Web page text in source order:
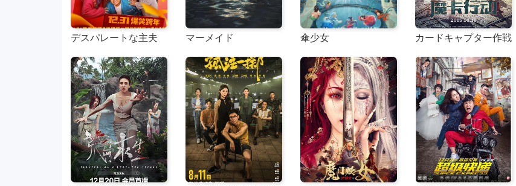
デスパレートな主夫 マーメイド 傘少女 カードキャプター作戦